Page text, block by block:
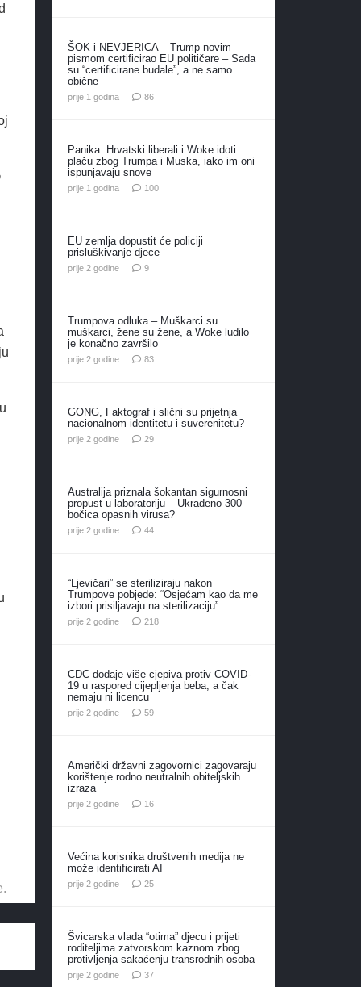
ŠOK i NEVJERICA – Trump novim
pismom certificirao EU političare – Sada
su “certificirane budale”, a ne samo
obične
prije 1 godina 86komentara
Panika: Hrvatski liberali i Woke idoti
plaču zbog Trumpa i Muska, iako im oni
ispunjavaju snove
prije 1 godina 100komentara
EU zemlja dopustit će policiji
prisluškivanje djece
prije 2 godine 9komentara
Trumpova odluka – Muškarci su
muškarci, žene su žene, a Woke ludilo
je konačno završilo
prije 2 godine 83komentara
GONG, Faktograf i slični su prijetnja
nacionalnom identitetu i suverenitetu?
prije 2 godine 29komentara
Australija priznala šokantan sigurnosni
propust u laboratoriju – Ukradeno 300
bočica opasnih virusa?
prije 2 godine 44komentara
“Ljevičari” se steriliziraju nakon
Trumpove pobjede: “Osjećam kao da me
izbori prisiljavaju na sterilizaciju”
prije 2 godine 218komentara
CDC dodaje više cjepiva protiv COVID-
19 u raspored cijepljenja beba, a čak
nemaju ni licencu
prije 2 godine 59komentara
Američki državni zagovornici zagovaraju
korištenje rodno neutralnih obiteljskih
izraza
prije 2 godine 16komentara
Većina korisnika društvenih medija ne
može identificirati AI
prije 2 godine 25komentara
Švicarska vlada “otima” djecu i prijeti
roditeljima zatvorskom kaznom zbog
protivljenja sakaćenju transrodnih osoba
prije 2 godine 37komentara